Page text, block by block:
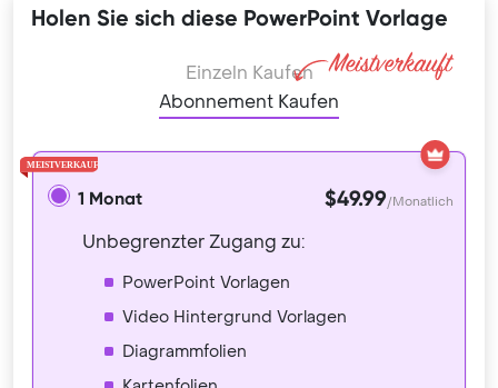
Holen Sie sich diese PowerPoint Vorlage
Einzeln Kaufen
Abonnement Kaufen
1 Monat $49.99/Monatlich
Unbegrenzter Zugang zu:
PowerPoint Vorlagen
Video Hintergrund Vorlagen
Diagrammfolien